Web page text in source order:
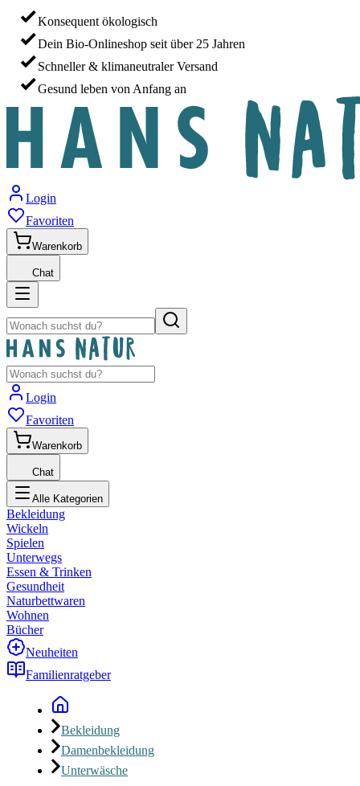
Konsequent ökologisch
Dein Bio-Onlineshop seit über 25 Jahren
Schneller & klimaneutraler Versand
Gesund leben von Anfang an
Login
Favoriten
Warenkorb
Chat
Login
Favoriten
Warenkorb
Chat
Alle Kategorien
Bekleidung
Wickeln
Spielen
Unterwegs
Essen & Trinken
Gesundheit
Naturbettwaren
Wohnen
Bücher
Neuheiten
Familienratgeber
Bekleidung
Damenbekleidung
Unterwäsche